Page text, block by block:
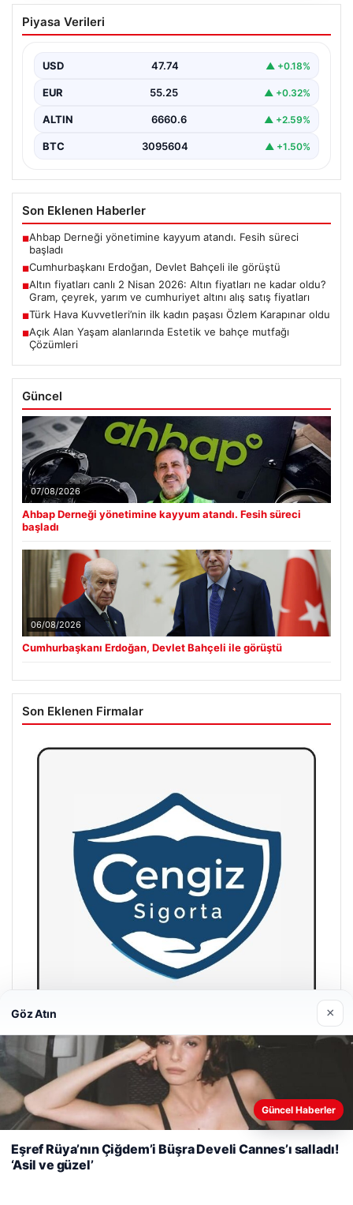
Cumhurbaşkanı Erdoğan, Devlet
Bahçeli ile görüştü
Piyasa Verileri
USD 47.74 ▲ +0.18%
EUR 55.25 ▲ +0.32%
ALTIN 6660.6 ▲ +2.59%
BTC 3095604 ▲ +1.50%
Son Eklenen Haberler
■Ahbap Derneği yönetimine kayyum atandı. Fesih süreci
başladı
■Cumhurbaşkanı Erdoğan, Devlet Bahçeli ile görüştü
■Altın fiyatları canlı 2 Nisan 2026: Altın fiyatları ne kadar oldu?
Gram, çeyrek, yarım ve cumhuriyet altını alış satış fiyatları
■Türk Hava Kuvvetleri’nin ilk kadın paşası Özlem Karapınar oldu
■Açık Alan Yaşam alanlarında Estetik ve bahçe mutfağı
Çözümleri
Güncel
07/08/2026
Ahbap Derneği yönetimine kayyum atandı. Fesih süreci
başladı
06/08/2026
Cumhurbaşkanı Erdoğan, Devlet Bahçeli ile görüştü
Son Eklenen Firmalar
Hastaş Beton
26/05/2026
Web sitemizi nasıl kullandığınızı daha iyi anlayabilmek,
deneyiminizi kişiselleştirmek ve geliştirmek amacıyla çerezler
kullanıyoruz. Çerez Politikamız
Reddet
Göz Atın ×
Güncel Haberler
Eşref Rüya’nın Çiğdem’i Büşra Develi Cannes’ı salladı!
‘Asil ve güzel’